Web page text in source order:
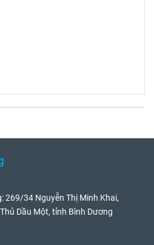
269/34 Nguyễn Thị Minh Khai,
Dầu Một, tỉnh Bình Dương